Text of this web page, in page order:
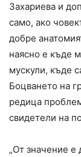
Захариева и
само, ако
добре
наясно е къде
мускули, къде
Боцването на
редица
свидетели на
„От значение е